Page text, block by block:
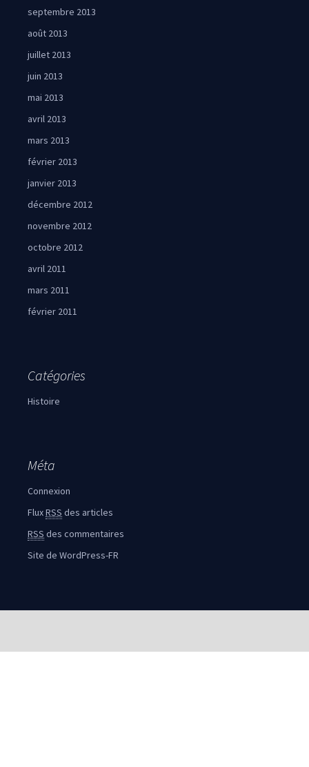
septembre 2013
août 2013
juillet 2013
juin 2013
mai 2013
avril 2013
mars 2013
février 2013
janvier 2013
décembre 2012
novembre 2012
octobre 2012
avril 2011
mars 2011
février 2011
Catégories
Histoire
Méta
Connexion
FluxRSS des articles
RSS des commentaires
Site de WordPress-FR